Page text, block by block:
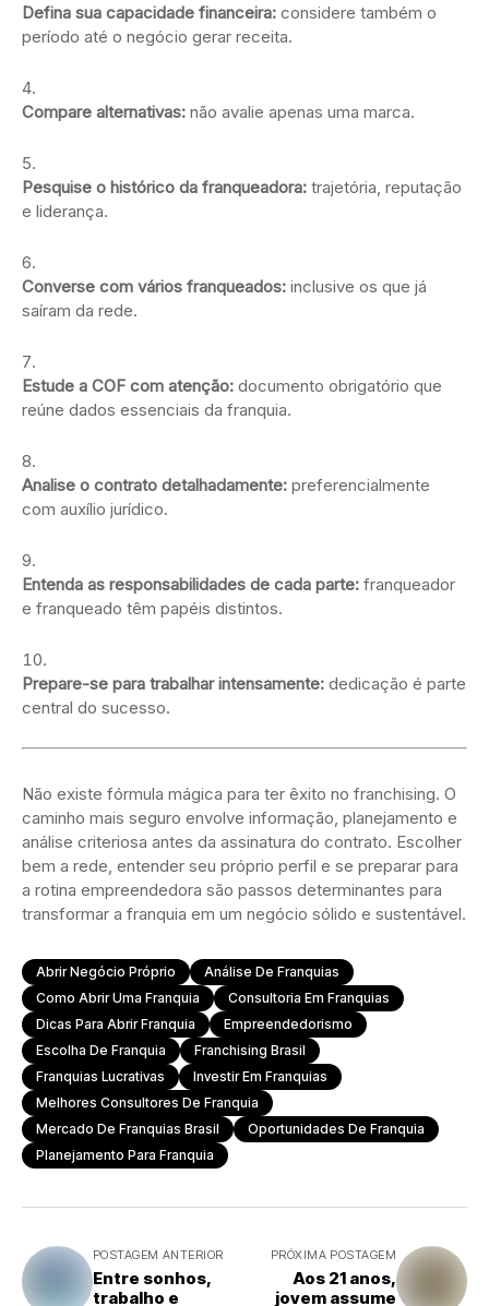
Defina sua capacidade financeira: considere também o
período até o negócio gerar receita.
Compare alternativas: não avalie apenas uma marca.
Pesquise o histórico da franqueadora: trajetória, reputação
e liderança.
Converse com vários franqueados: inclusive os que já
saíram da rede.
Estude a COF com atenção: documento obrigatório que
reúne dados essenciais da franquia.
Analise o contrato detalhadamente: preferencialmente
com auxílio jurídico.
Entenda as responsabilidades de cada parte: franqueador
e franqueado têm papéis distintos.
Prepare-se para trabalhar intensamente: dedicação é parte
central do sucesso.
Não existe fórmula mágica para ter êxito no franchising. O
caminho mais seguro envolve informação, planejamento e
análise criteriosa antes da assinatura do contrato. Escolher
bem a rede, entender seu próprio perfil e se preparar para
a rotina empreendedora são passos determinantes para
transformar a franquia em um negócio sólido e sustentável.
Abrir Negócio Próprio
Análise De Franquias
Como Abrir Uma Franquia
Consultoria Em Franquias
Dicas Para Abrir Franquia
Empreendedorismo
Escolha De Franquia
Franchising Brasil
Franquias Lucrativas
Investir Em Franquias
Melhores Consultores De Franquia
Mercado De Franquias Brasil
Oportunidades De Franquia
Planejamento Para Franquia
POSTAGEM ANTERIOR
Entre sonhos,
trabalho e
PRÓXIMA POSTAGEM
Aos 21 anos,
jovem assume